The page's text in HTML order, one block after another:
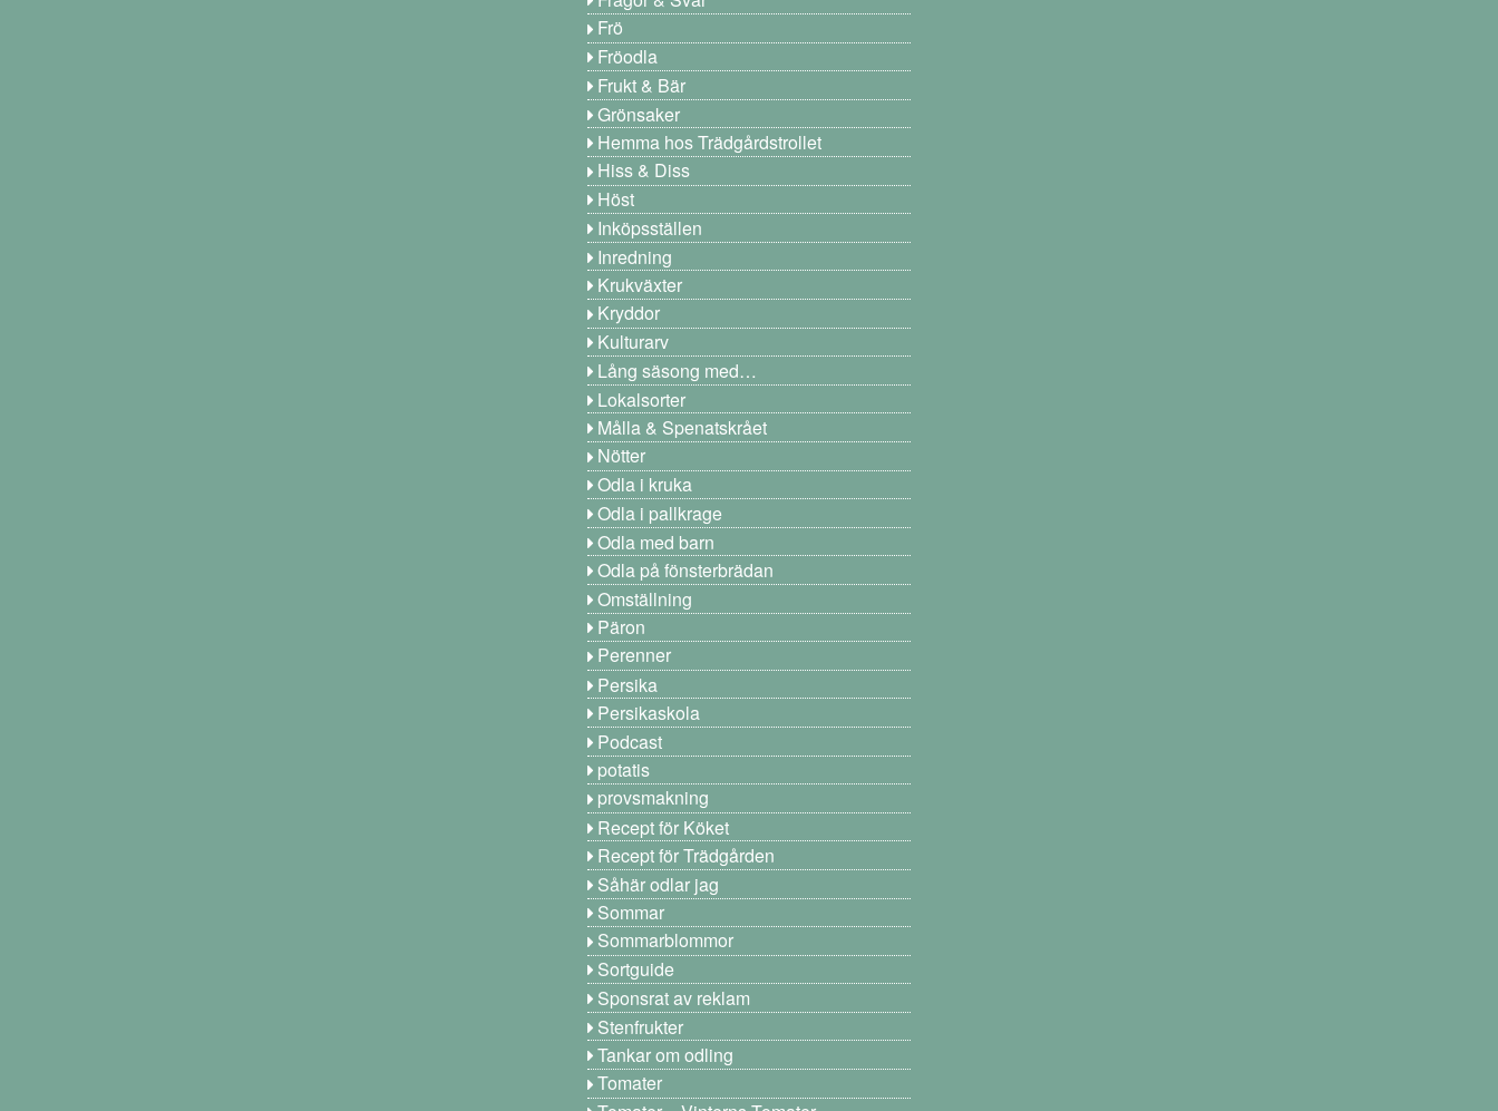
Frö
Fröodla
Frukt & Bär
Grönsaker
Hemma hos Trädgårdstrollet
Hiss & Diss
Höst
Inköpsställen
Inredning
Krukväxter
Kryddor
Kulturarv
Lång säsong med…
Lokalsorter
Målla & Spenatskrået
Nötter
Odla i kruka
Odla i pallkrage
Odla med barn
Odla på fönsterbrädan
Omställning
Päron
Perenner
Persika
Persikaskola
Podcast
potatis
provsmakning
Recept för Köket
Recept för Trädgården
Såhär odlar jag
Sommar
Sommarblommor
Sortguide
Sponsrat av reklam
Stenfrukter
Tankar om odling
Tomater